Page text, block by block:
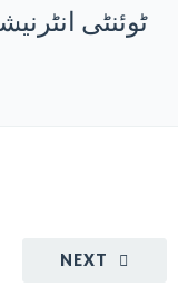
ٹوئنٹی
NEXT